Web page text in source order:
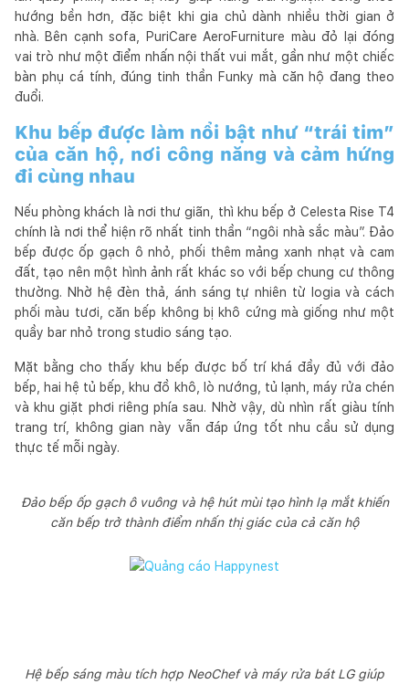
hướng bền hơn, đặc biệt khi gia chủ dành nhiều thời gian ở
nhà. Bên cạnh sofa, PuriCare AeroFurniture màu đỏ lại đóng
vai trò như một điểm nhấn nội thất vui mắt, gần như một chiếc
bàn phụ cá tính, đúng tinh thần Funky mà căn hộ đang theo
đuổi.
Khu bếp được làm nổi bật như “trái tim”
của căn hộ, nơi công năng và cảm hứng
đi cùng nhau
Nếu phòng khách là nơi thư giãn, thì khu bếp ở Celesta Rise T4
chính là nơi thể hiện rõ nhất tinh thần “ngôi nhà sắc màu”. Đảo
bếp được ốp gạch ô nhỏ, phối thêm mảng xanh nhạt và cam
đất, tạo nên một hình ảnh rất khác so với bếp chung cư thông
thường. Nhờ hệ đèn thả, ánh sáng tự nhiên từ logia và cách
phối màu tươi, căn bếp không bị khô cứng mà giống như một
quầy bar nhỏ trong studio sáng tạo.
Mặt bằng cho thấy khu bếp được bố trí khá đầy đủ với đảo
bếp, hai hệ tủ bếp, khu đồ khô, lò nướng, tủ lạnh, máy rửa chén
và khu giặt phơi riêng phía sau. Nhờ vậy, dù nhìn rất giàu tính
trang trí, không gian này vẫn đáp ứng tốt nhu cầu sử dụng
thực tế mỗi ngày.
Đảo bếp ốp gạch ô vuông và hệ hút mùi tạo hình lạ mắt khiến
căn bếp trở thành điểm nhấn thị giác của cả căn hộ
Hệ bếp sáng màu tích hợp NeoChef và máy rửa bát LG giúp